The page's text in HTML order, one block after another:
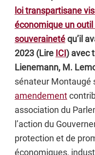
loi transpartisane
économique un
souverainetéqu’il
2023 (Lire ICI) avec
Lienemann, M.
sénateur Montaugé
amendement
association du
l’action du
protection et de
économiques,